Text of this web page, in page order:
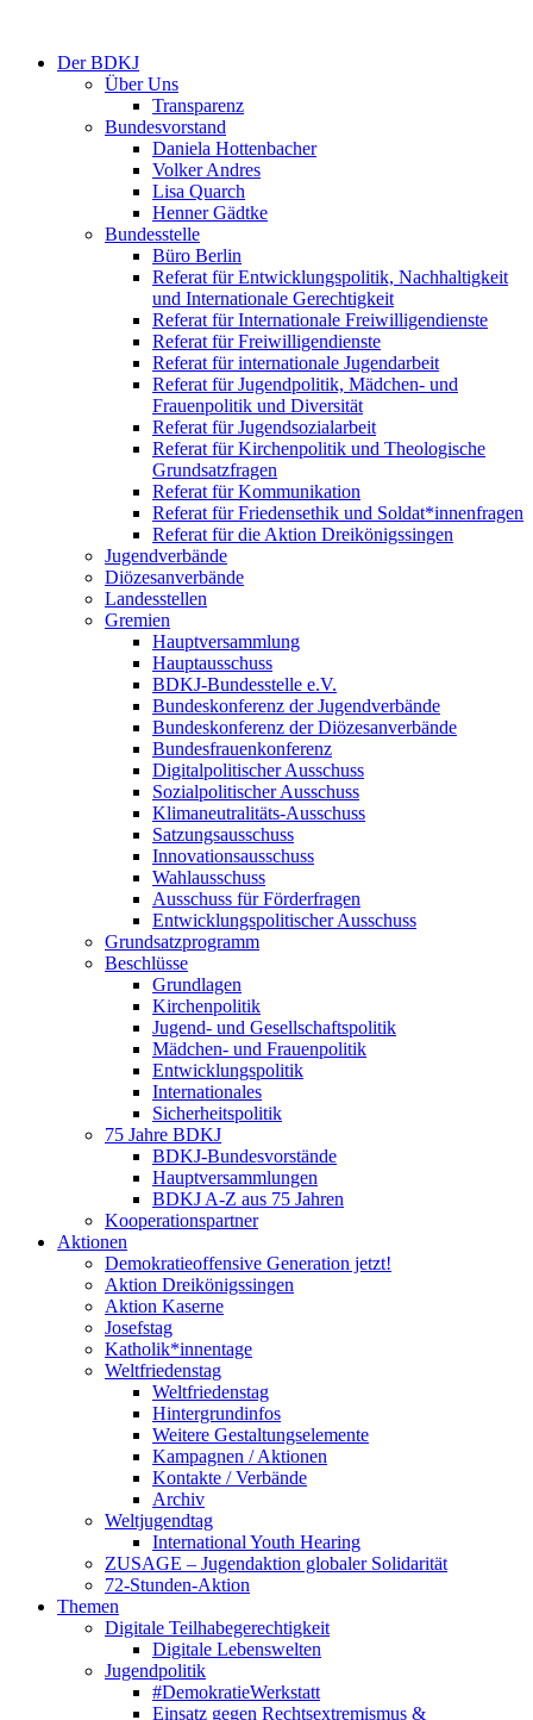
Der BDKJ
Über Uns
Transparenz
Bundesvorstand
Daniela Hottenbacher
Volker Andres
Lisa Quarch
Henner Gädtke
Bundesstelle
Büro Berlin
Referat für Entwicklungspolitik, Nachhaltigkeit
und Internationale Gerechtigkeit
Referat für Internationale Freiwilligendienste
Referat für Freiwilligendienste
Referat für internationale Jugendarbeit
Referat für Jugendpolitik, Mädchen- und
Frauenpolitik und Diversität
Referat für Jugendsozialarbeit
Referat für Kirchenpolitik und Theologische
Grundsatzfragen
Referat für Kommunikation
Referat für Friedensethik und Soldat*innenfragen
Referat für die Aktion Dreikönigssingen
Jugendverbände
Diözesanverbände
Landesstellen
Gremien
Hauptversammlung
Hauptausschuss
BDKJ-Bundesstelle e.V.
Bundeskonferenz der Jugendverbände
Bundeskonferenz der Diözesanverbände
Bundesfrauenkonferenz
Digitalpolitischer Ausschuss
Sozialpolitischer Ausschuss
Klimaneutralitäts-Ausschuss
Satzungsausschuss
Innovationsausschuss
Wahlausschuss
Ausschuss für Förderfragen
Entwicklungspolitischer Ausschuss
Grundsatzprogramm
Beschlüsse
Grundlagen
Kirchenpolitik
Jugend- und Gesellschaftspolitik
Mädchen- und Frauenpolitik
Entwicklungspolitik
Internationales
Sicherheitspolitik
75 Jahre BDKJ
BDKJ-Bundesvorstände
Hauptversammlungen
BDKJ A-Z aus 75 Jahren
Kooperationspartner
Aktionen
Demokratieoffensive Generation jetzt!
Aktion Dreikönigssingen
Aktion Kaserne
Josefstag
Katholik*innentage
Weltfriedenstag
Weltfriedenstag
Hintergrundinfos
Weitere Gestaltungselemente
Kampagnen / Aktionen
Kontakte / Verbände
Archiv
Weltjugendtag
International Youth Hearing
ZUSAGE – Jugendaktion globaler Solidarität
72-Stunden-Aktion
Themen
Digitale Teilhabegerechtigkeit
Digitale Lebenswelten
Jugendpolitik
#DemokratieWerkstatt
Einsatz gegen Rechtsextremismus &